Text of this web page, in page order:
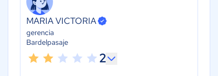
MARIA VICTORIA
gerencia
Bardelpasaje
2